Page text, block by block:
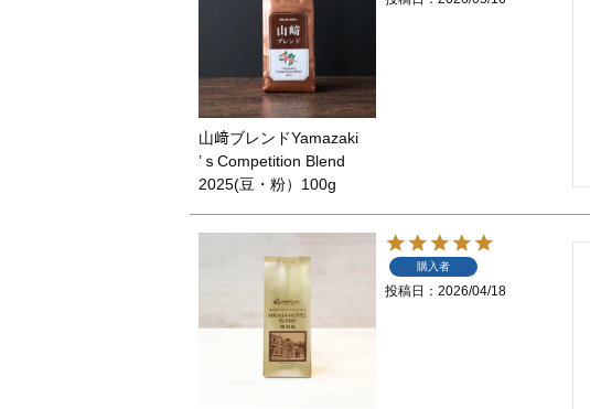
山﨑ブレンドYamazaki
’ｓCompetition Blend
2025(豆・粉）100g
購入者
投稿日 2026/04/18